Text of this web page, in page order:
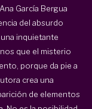
García Bergua
del absurdo
inquietante
que el misterio
porque da pie a
crea una
de elementos